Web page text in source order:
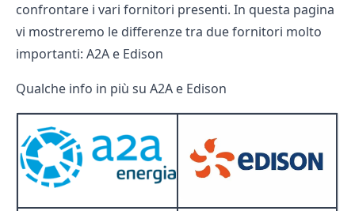
confrontare i vari fornitori presenti. In questa pagina
vi mostreremo le differenze tra due fornitori molto
importanti: A2A e Edison
Qualche info in più su A2A e Edison